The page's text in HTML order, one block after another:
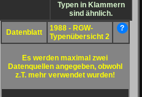
Typen in Klammern
sind ähnlich.
Datenblatt
1988 - RGW-
Typenübersicht 2
?
Es werden maximal zwei
Datenquellen angegeben, obwohl
z.T. mehr verwendet wurden!